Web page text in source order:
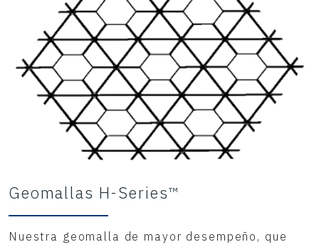
Geomallas H-Series™
Nuestra geomalla de mayor desempeño, que